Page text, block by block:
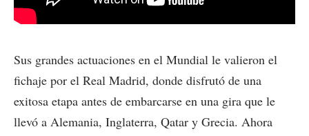
Sus grandes actuaciones en el Mundial le valieron el
fichaje por el Real Madrid, donde disfrutó de una
exitosa etapa antes de embarcarse en una gira que le
llevó a Alemania, Inglaterra, Qatar y Grecia. Ahora